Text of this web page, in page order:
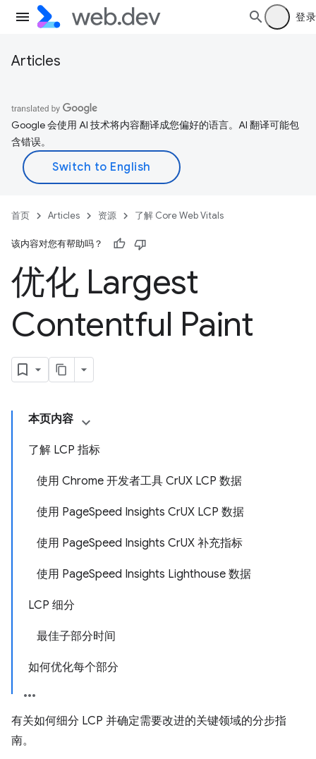
登录
Articles
Google 会使用 AI 技术将内容翻译成您偏好的语言。AI 翻译可能包
含错误。
首页 Articles 资源 了解 Core Web Vitals
该内容对您有帮助吗？
优化 Largest
Contentful Paint
本页内容
了解 LCP 指标
使用 Chrome 开发者工具 CrUX LCP 数据
使用 PageSpeed Insights CrUX LCP 数据
使用 PageSpeed Insights CrUX 补充指标
使用 PageSpeed Insights Lighthouse 数据
LCP 细分
最佳子部分时间
如何优化每个部分
有关如何细分 LCP 并确定需要改进的关键领域的分步指
南。